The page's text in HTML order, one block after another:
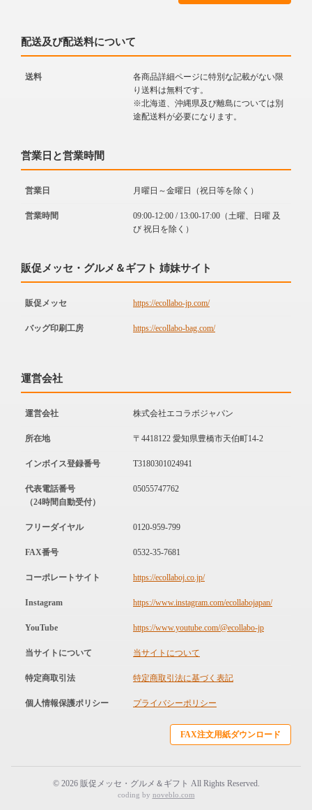
配送及び配送料について
送料
各商品詳細ページに特別な記載がない限
り送料は無料です。
※北海道、沖縄県及び離島については別
途配送料が必要になります。
営業日と営業時間
営業日 月曜日～金曜日（祝日等を除く）
営業時間
09:00-12:00 / 13:00-17:00（土曜、日曜 及
び 祝日を除く）
販促メッセ・グルメ＆ギフト 姉妹サイト
販促メッセ https://ecollabo-jp.com/
バッグ印刷工房 https://ecollabo-bag.com/
運営会社
運営会社 株式会社エコラボジャパン
所在地 〒4418122 愛知県豊橋市天伯町14-2
インボイス登録番号 T3180301024941
代表電話番号
（24時間自動受付）
05055747762
フリーダイヤル 0120-959-799
FAX番号 0532-35-7681
コーポレートサイト https://ecollaboj.co.jp/
Instagram https://www.instagram.com/ecollabojapan/
YouTube https://www.youtube.com/@ecollabo-jp
当サイトについて 当サイトについて
特定商取引法 特定商取引法に基づく表記
個人情報保護ポリシー プライバシーポリシー
FAX注文用紙ダウンロード
© 2026 販促メッセ・グルメ＆ギフト All Rights Reserved.
coding by noveblo.com